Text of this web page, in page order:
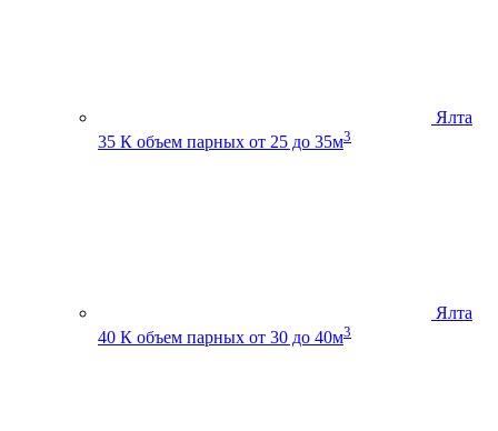
Ялта
35 К объем парных от 25 до 35м3
Ялта
40 К объем парных от 30 до 40м3